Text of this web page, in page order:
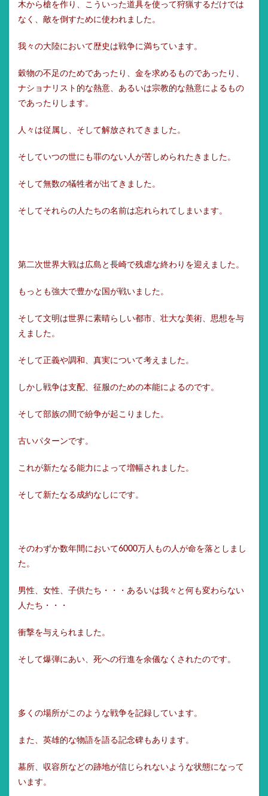
木から槍を作り、こういった道具を使って狩猟するだけでは
なく、敵を倒すために使われました。
我々の大陸において歴史は戦争に満ちています。
穀物の不足のためであったり、金を求めるものであったり、
ナショナリスト的な熱意、あるいは宗教的な熱意によるもの
であったりします。
人々は従属し、そして解放されてきました。
そしていつの世にも罪のない人が苦しめられたきました。
そして無数の犠牲者が出てきました。
そしてそれらの人たちの名前は忘れられてしまいます。
第二次世界大戦は広島と長崎で残虐な終わりを迎えました。
もっとも強大で豊かな国が戦いました。
そして文明は世界に素晴らしい都市、壮大な美術、思想を与
えました。
そして正義や調和、真実について考えました。
しかし戦争は支配、征服のための本能によるのです。
そして部族の間で紛争が起こりました。
古いパターンです。
これが新たなる能力によって増幅されました。
そして新たなる成約なしにです。
そのわずか数年間において6000万人もの人が命を落としまし
た。
男性、女性、子供たち・・・あるいは我々と何も変わらない
人たち・・・
衝撃を与えられました。
そして爆弾にあい、死への行進を余儀なくされたのです。
多くの場所がこのような戦争を記録しています。
また、英雄的な物語を語る記念碑もあります。
墓所、収容所などの跡地が信じられないような状態になって
います。